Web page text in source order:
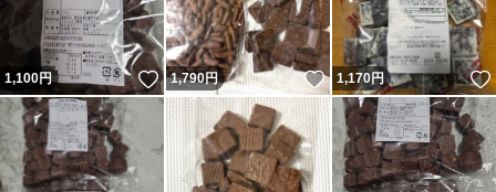
1,100円 いいね！
1,790円 いいね！
1,170円